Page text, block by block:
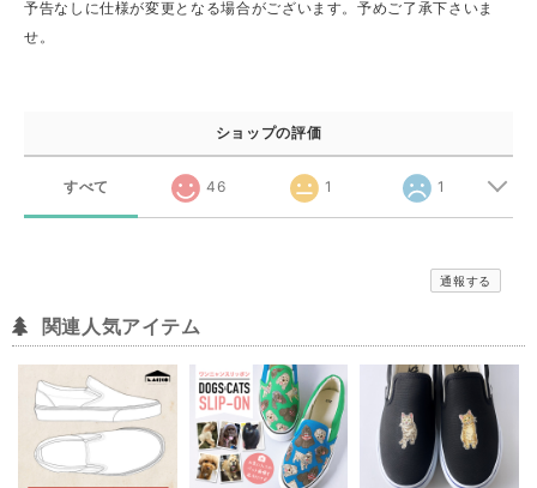
予告なしに仕様が変更となる場合がございます。予めご了承下さいま
せ。
ショップの評価
すべて 46 1 1
通報する
関連人気アイテム